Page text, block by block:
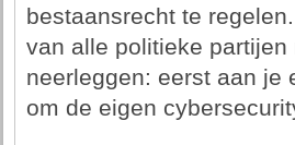
bestaansrecht te
van alle politieke
neerleggen: eerst aan je
om de eigen